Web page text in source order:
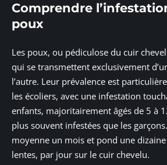
Comprendre
poux
Les poux, ou pédiculose du cuir
qui se transmettent exclusivement
l’autre. Leur prévalence est
les écoliers, avec une infestation
enfants, majoritairement âgés de 5 à
plus souvent infestées que les
moyenne un mois et pond une
lentes, par jour sur le cuir chevelu.